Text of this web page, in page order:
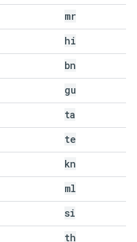
mr
hi
bn
gu
ta
te
kn
ml
si
th